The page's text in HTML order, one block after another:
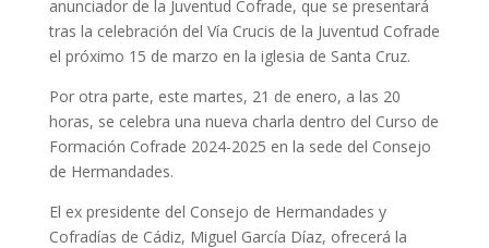
anunciador de la Juventud Cofrade, que se presentará
tras la celebración del Vía Crucis de la Juventud Cofrade
el próximo 15 de marzo en la iglesia de Santa Cruz.
Por otra parte, este martes, 21 de enero, a las 20
horas, se celebra una nueva charla dentro del Curso de
Formación Cofrade 2024-2025 en la sede del Consejo
de Hermandades.
El ex presidente del Consejo de Hermandades y
Cofradías de Cádiz, Miguel García Díaz, ofrecerá la